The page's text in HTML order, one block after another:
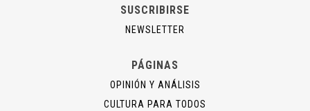
SUSCRIBIRSE
NEWSLETTER
PÁGINAS
OPINIÓN Y ANÁLISIS
CULTURA PARA TODOS